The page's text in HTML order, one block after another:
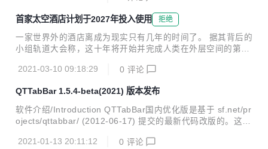
电脑遇到了问题，需要重新启动"？是那个。 微软知道，在某
些情况下尝试打印可以蓝屏您的电脑，并已列出在Windows 1
0支持页面的错误。该公司目前似乎没有发布修复方案。该网
站目前写道："我们目前正在进行调查，并将在获得更多信息
最新说，它已经"看到许多错误报告出现在这里和那里。该漏
首家太空酒店计划于2027年投入使用 拒绝
一家世界外的酒店离成为现实只有几年的时间了。 据其背后的
小组轨道大会称，这十年将开始并完成人类在外层空间的第一
的公司计划于2025年开始在低地球轨道上建造旅行者站，并
渲染是宇宙奇幻的：单个吊舱连接到旋转轮上，连接不同区域
的管子形成 X，类似于车轮的辐条。 轨道总成公司透露，计划
于2025年开始建造旅行者站——人类第一家太空酒店。据报
道，该天体度假村将于2027年投入使用。 客人不会只为环境
的新颖性付费——除了可 400 人入住的房间外，酒店内还将
2021-03-10 09:18:29 0 评论
QTTabBar 1.5.4-beta(2021) 版本发布
软件介绍/Introduction QTTabBar国内优化版是基于 sf.net/pr
ojects/qttabbar/ (2012-06-17) 提交的最新代码改版的。这个
特性，主要是为了方便国内用户使用；另外日本作者维护的Q
2021-01-13 20:11:12 0 评论